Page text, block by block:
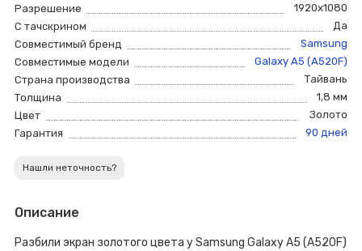
Разрешение
1920x1080
С тачскрином
Да
Совместимый бренд
Samsung
Совместимые модели
Galaxy A5 (A520F)
Страна производства
Тайвань
Толщина
1,8 мм
Цвет
Золото
Гарантия
90 дней
Нашли неточность?
Описание
Разбили экран золотого цвета у Samsung Galaxy A5 (A520F)